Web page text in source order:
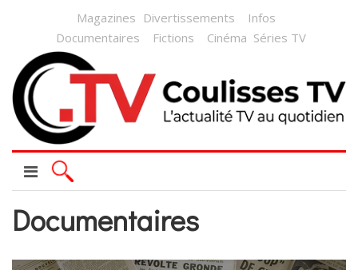
Magazines Divertissements
Infos
Documentaires
Fictions Cinéma Séries TV
Documentaires